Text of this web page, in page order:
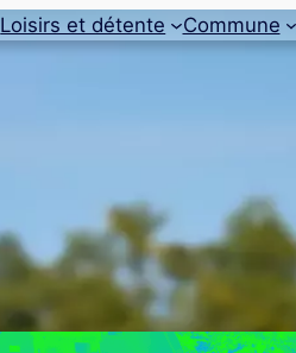
Loisirs et détente Commune